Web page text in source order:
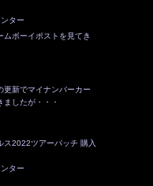
ター
ムボーイポストを見てき
更新でマイナンバーカー
ましたが・・・
ス2022ツアーパッチ 購入
ター